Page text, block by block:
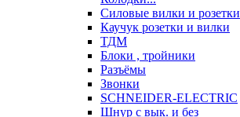
Силовые вилки и розетки
Каучук розетки и вилки
ТДМ
Блоки , тройники
Разъёмы
Звонки
SCHNEIDER-ELECTRIC
Шнур с вык. и без